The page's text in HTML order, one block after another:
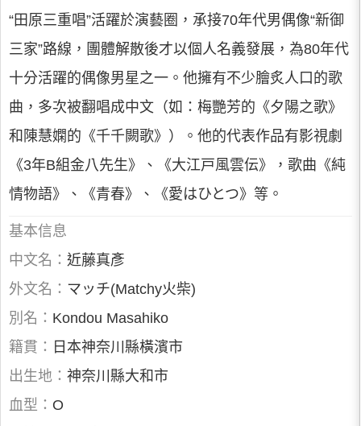
“田原三重唱”活躍於演藝圈，承接70年代男偶像“新御
三家”路線，團體解散後才以個人名義發展，為80年代
十分活躍的偶像男星之一。他擁有不少膾炙人口的歌
曲，多次被翻唱成中文（如：梅艷芳的《夕陽之歌》
和陳慧嫻的《千千闕歌》）。他的代表作品有影視劇
《3年B組金八先生》、《大江戸風雲伝》，歌曲《純
情物語》、《青春》、《愛はひとつ》等。
基本信息
中文名： 近藤真彥
外文名： マッチ(Matchy火柴)
別名： Kondou Masahiko
籍貫： 日本神奈川縣橫濱市
出生地： 神奈川縣大和市
血型： O